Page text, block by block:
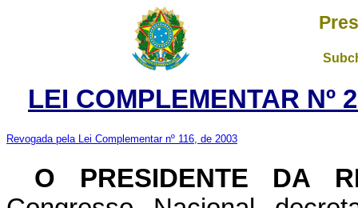
LEI COMPLEMENTAR Nº
Revogada pela Lei Complementar nº 116, de 2003
O PRESIDENTE DA